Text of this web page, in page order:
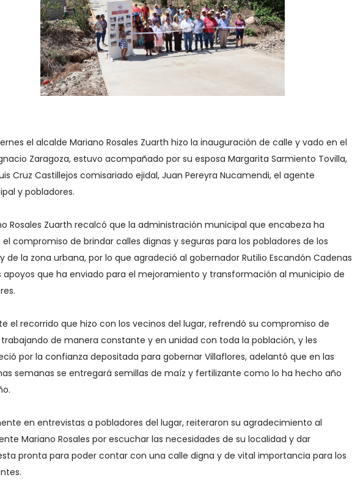
el alcalde Mariano Rosales Zuarth hizo la inauguración de calle y vado en el
Zaragoza, estuvo acompañado por su esposa Margarita Sarmiento Tovilla,
Cruz Castillejos comisariado ejidal, Juan Pereyra Nucamendi, el agente
y pobladores.
Rosales Zuarth recalcó que la administración municipal que encabeza ha
compromiso de brindar calles dignas y seguras para los pobladores de los
de la zona urbana, por lo que agradeció al gobernador Rutilio Escandón Cadenas
apoyos que ha enviado para el mejoramiento y transformación al municipio de
el recorrido que hizo con los vecinos del lugar, refrendó su compromiso de
de manera constante y en unidad con toda la población, y les
por la confianza depositada para gobernar Villaflores, adelantó que en las
semanas se entregará semillas de maíz y fertilizante como lo ha hecho año
en entrevistas a pobladores del lugar, reiteraron su agradecimiento al
Mariano Rosales por escuchar las necesidades de su localidad y dar
pronta para poder contar con una calle digna y de vital importancia para los